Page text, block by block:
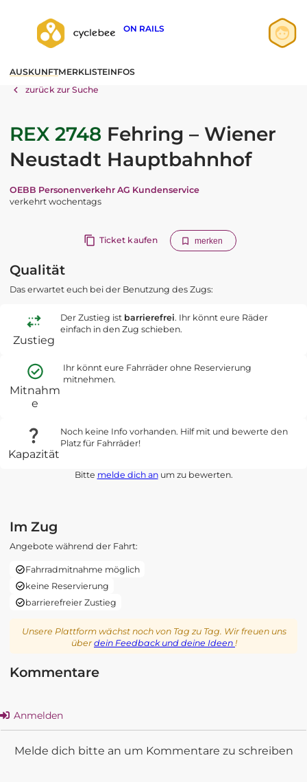
ON RAILS
AUSKUNFTMERKLISTEINFOS
zurück zur Suche
REX 2748 Fehring – Wiener
Neustadt Hauptbahnhof
OEBB Personenverkehr AG Kundenservice
verkehrt wochentags
Ticket kaufen merken
Qualität
Das erwartet euch bei der Benutzung des Zugs:
Zustieg
Der Zustieg ist barrierefrei. Ihr könnt eure Räder
einfach in den Zug schieben.
Mitnahm
e
Ihr könnt eure Fahrräder ohne Reservierung
mitnehmen.
Kapazität
Noch keine Info vorhanden. Hilf mit und bewerte den
Platz für Fahrräder!
Bitte melde dich anum zu bewerten.
Im Zug
Angebote während der Fahrt:
Fahrradmitnahme möglich
keine Reservierung
barrierefreier Zustieg
Unsere Plattform wächst noch von Tag zu Tag. Wir freuen uns
überdein Feedback und deine Ideen !
Kommentare
Anmelden
Melde dich bitte an um Kommentare zu schreiben